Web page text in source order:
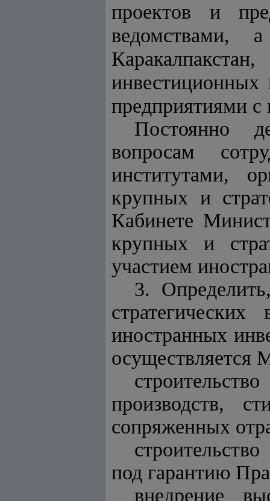
проектов и
ведомствами,
предприятиями
Постоянно
вопросам
институтами,
крупных и
Кабинете
крупных и
участием
3.
иностранных
осуществляется
производств,
сопряженных
под гарантию
внедрение